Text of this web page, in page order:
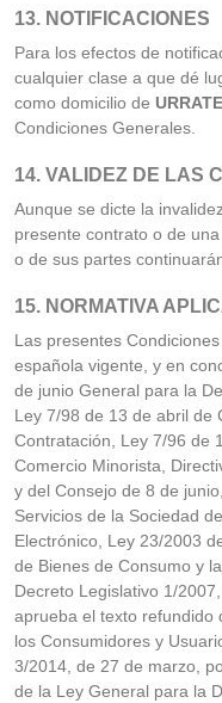
13. NOTIFICACIONES
Para los efectos de
cualquier clase a que dé
como domicilio de
Condiciones Generales.
14. VALIDEZ DE LAS
Aunque se dicte la
presente contrato o de
o de sus partes
15. NORMATIVA
Las presentes
española vigente, y en
de junio General para la
Ley 7/98 de 13 de abril de
Contratación, Ley 7/96 de
Comercio Minorista,
y del Consejo de 8 de
Servicios de la Sociedad
Electrónico, Ley 23/2003
de Bienes de Consumo y
Decreto Legislativo 1/
aprueba el texto refundido
los Consumidores y
3/2014, de 27 de marzo,
de la Ley General para la